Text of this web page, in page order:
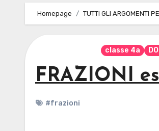
Homepage TUTTI GLI ARGOMENTI
classe 4a
FRAZIONI
#frazioni